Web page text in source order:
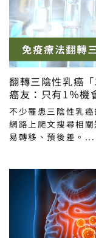
翻轉三陰性乳癌
癌友：只有1％機
不少罹患三陰性乳
網路上爬文搜尋相
易轉移、預後差。...